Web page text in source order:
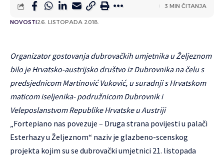
NOVOSTI26. LISTOPADA 2018.
3 MIN ČITANJA
Organizator gostovanja dubrovačkih umjetnika u Željeznom
bilo je Hrvatsko-austrijsko društvo iz Dubrovnika na čelu s
predsjednicom Martinović Vuković, u suradnji s Hrvatskom
maticom iseljenika- podružnicom Dubrovnik i
Veleposlanstvom Republike Hrvatske u Austriji
„Fortepiano nas povezuje – Druga strana povijesti u palači
Esterhazy u Željeznom“ naziv je glazbeno-scenskog
projekta kojim su se dubrovački umjetnici 21. listopada